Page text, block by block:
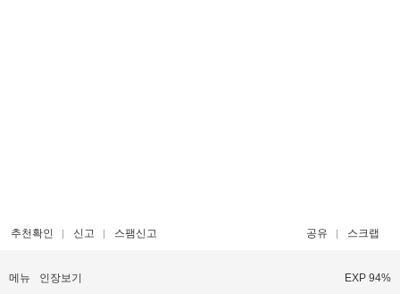
추천확인 신고 스팸신고 공유 스크랩
메뉴 인장보기 EXP 94%